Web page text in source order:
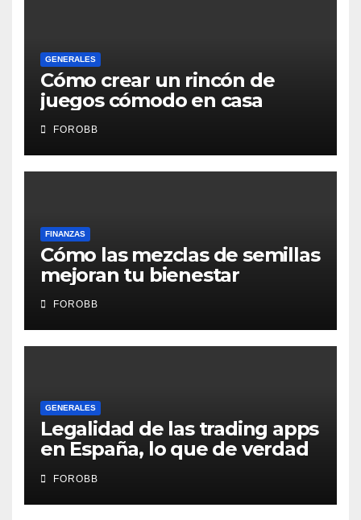
GENERALES
Cómo crear un rincón de
juegos cómodo en casa
FOROBB
FINANZAS
Cómo las mezclas de semillas
mejoran tu bienestar
FOROBB
GENERALES
Legalidad de las trading apps
en España, lo que de verdad
importa antes de operar
FOROBB